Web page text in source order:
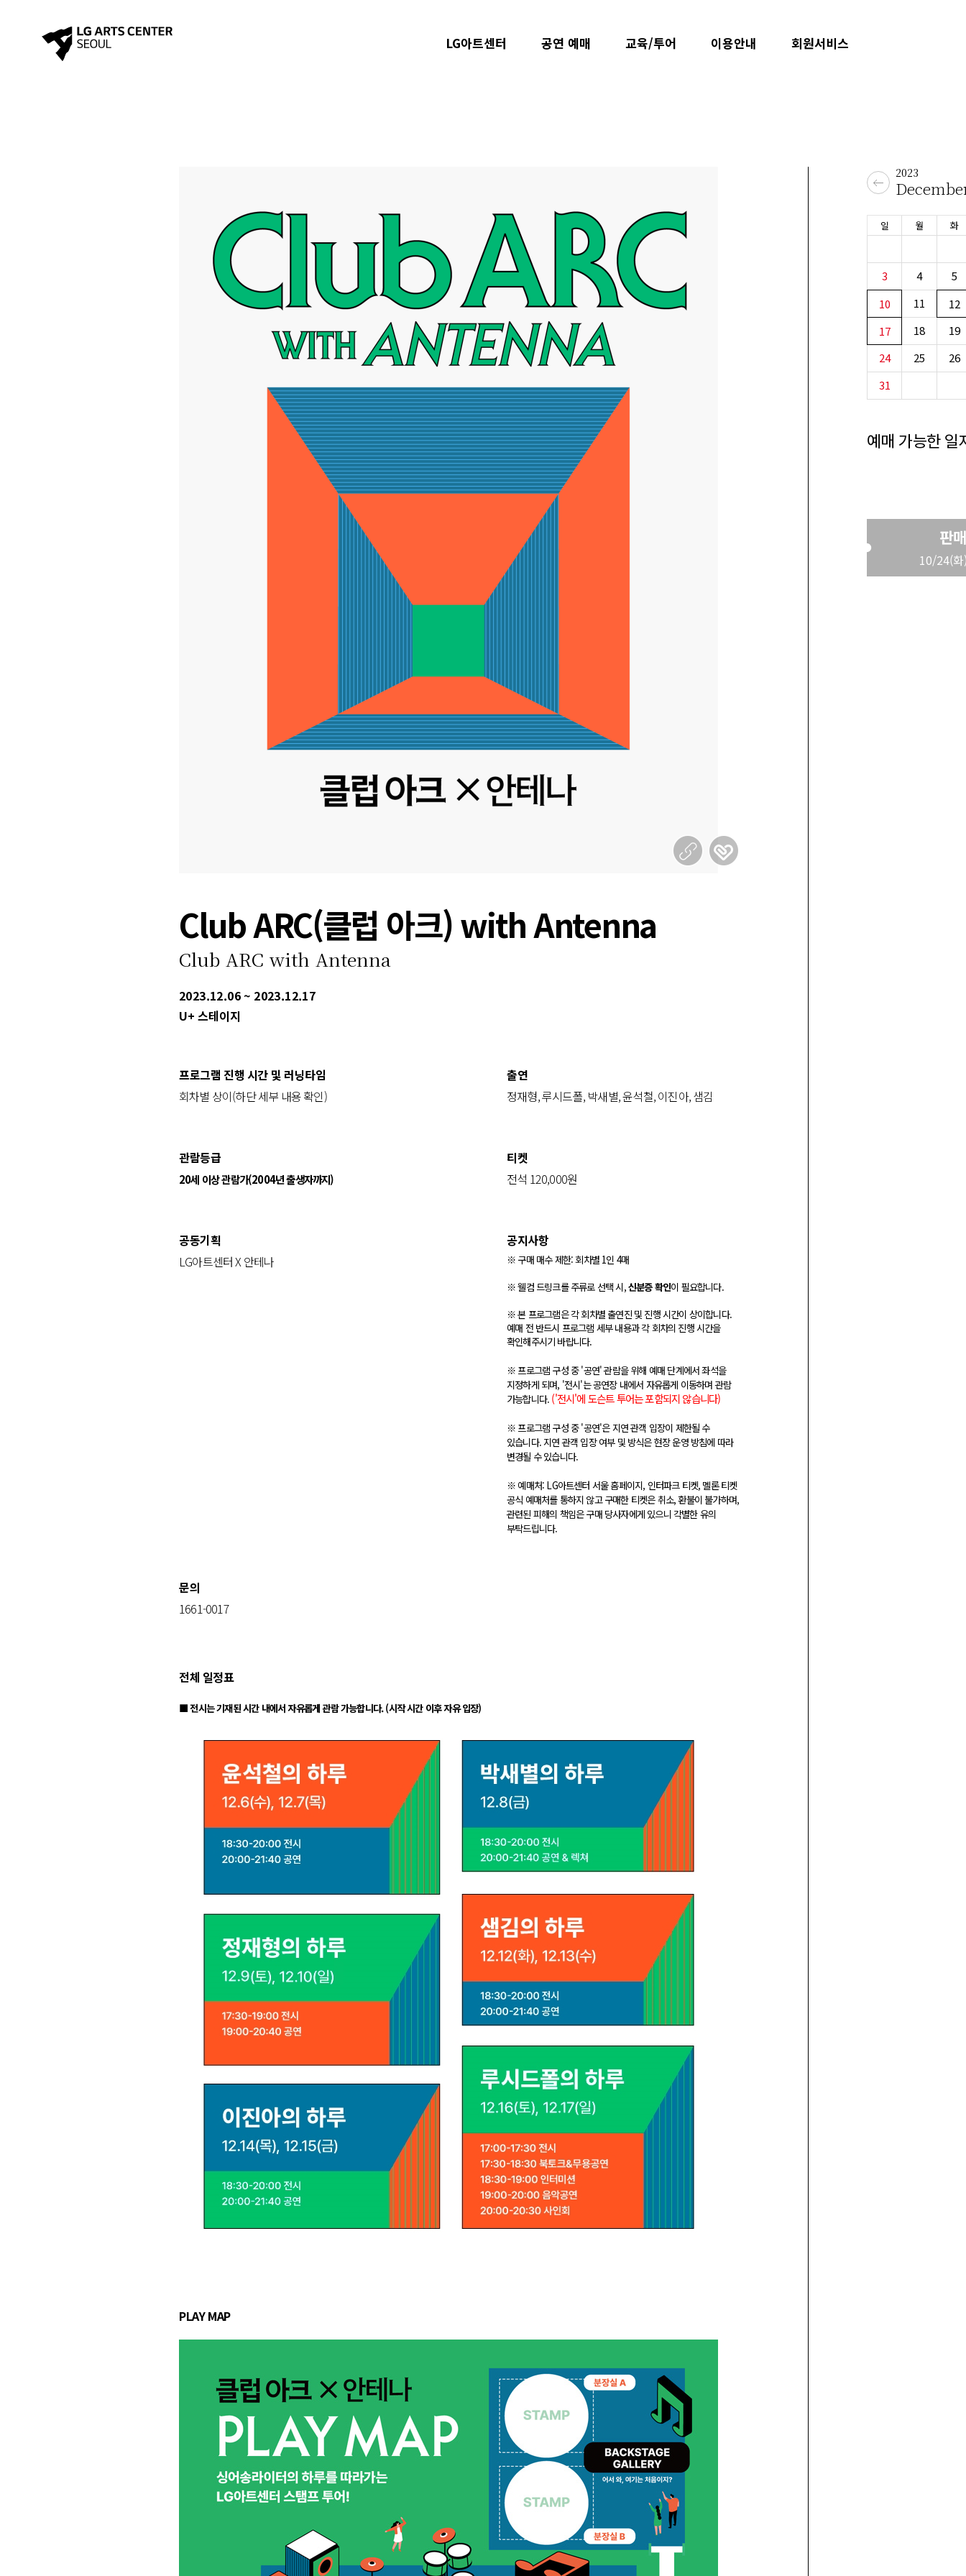
LG아트센터 공연 예매 교육/투어 이용안내 회원서비스
링
관
Club ARC(클럽 아크) with Antenna
Club ARC with Antenna
2023.12.06 ~ 2023.12.17
U+ 스테이지
프로그램 진행 시간 및 러닝타임
회차별 상이(하단 세부 내용 확인)
출연
정재형, 루시드폴, 박새별, 윤석철, 이진아, 샘김
관람등급
20세 이상 관람가(2004년 출생자까지)
티켓
전석 120,000원
공동기획
LG아트센터 X 안테나
공지사항
※ 구매 매수 제한: 회차별 1인 4매
※ 웰컴 드링크를 주류로 선택 시,신분증 확인이 필요합니다.
※ 본 프로그램은 각 회차별 출연진 및 진행 시간이 상이합니다.
예매 전 반드시 프로그램 세부 내용과 각 회차의 진행 시간을
확인해주시기 바랍니다.
※ 프로그램 구성 중 '공연' 관람을 위해 예매 단계에서 좌석을
지정하게 되며, '전시'는 공연장 내에서 자유롭게 이동하며 관람
가능합니다. ('전시'에 도슨트 투어는 포함되지 않습니다)
※ 프로그램 구성 중 '공연'은 지연 관객 입장이 제한될 수
있습니다. 지연 관객 입장 여부 및 방식은 현장 운영 방침에 따라
변경될 수 있습니다.
※ 예매처: LG아트센터 서울 홈페이지, 인터파크 티켓, 멜론 티켓
공식 예매처를 통하지 않고 구매한 티켓은 취소, 환불이 불가하며,
관련된 피해의 책임은 구매 당사자에게 있으니 각별한 유의
부탁드립니다.
문의
1661-0017
전체 일정표
■ 전시는 기재된 시간 내에서 자유롭게 관람 가능합니다. (시작 시간 이후 자유 입장)
PLAY MAP
2023
이
전
일
월 화
3 4
5
10
11
12
17
18
19
24
25
26
31
예매 가능한 일
판
10/24(